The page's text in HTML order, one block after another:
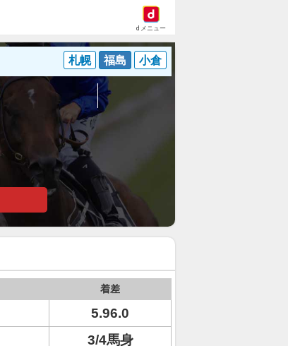
dメニュー
札幌 福島 小倉
着差
5.96.0
3/4馬身